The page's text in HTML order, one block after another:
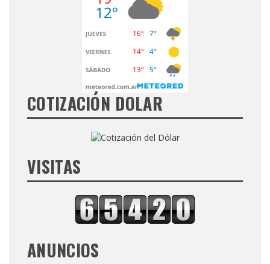
COTIZACIÓN DOLAR
VISITAS
ANUNCIOS